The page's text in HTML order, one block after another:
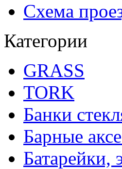
Схема
Категории
GRASS
TORK
Банки
Барные
Батарейки,